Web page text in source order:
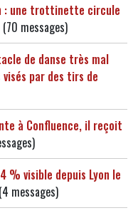
: une trottinette circule
(70 messages)
de danse très mal
par des tirs de
à Confluence, il reçoit
% visible depuis Lyon le
(4 messages)